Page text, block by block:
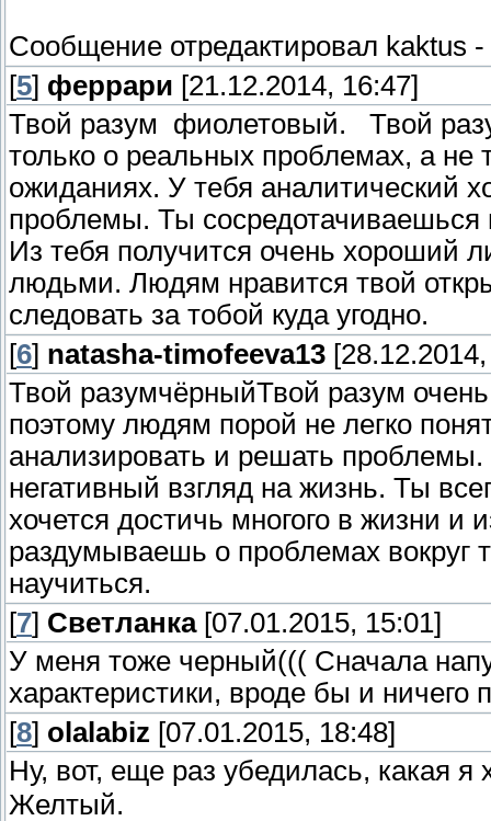
Сообщение отредактировал kaktus -
[5] феррари [21.12.2014, 16:47]
Твой разум фиолетовый. Твой
только о реальных проблемах, а
ожиданиях. У тебя аналитический
проблемы. Ты сосредотачиваешься
Из тебя получится очень хороший
людьми. Людям нравится твой
следовать за тобой куда угодно.
[6] natasha-timofeeva13
Твой разумчёрныйТвой разум
поэтому людям порой не легко
анализировать и решать
негативный взгляд на жизнь. Ты
хочется достичь многого в жизни
раздумываешь о проблемах вокруг
научиться.
[7] Светланка[07.01.2015, 15:01]
У меня тоже черный((( Сначала
характеристики, вроде бы и ничего
[8] olalabiz [07.01.2015, 18:48]
Ну, вот, еще раз убедилась, какая
Желтый.